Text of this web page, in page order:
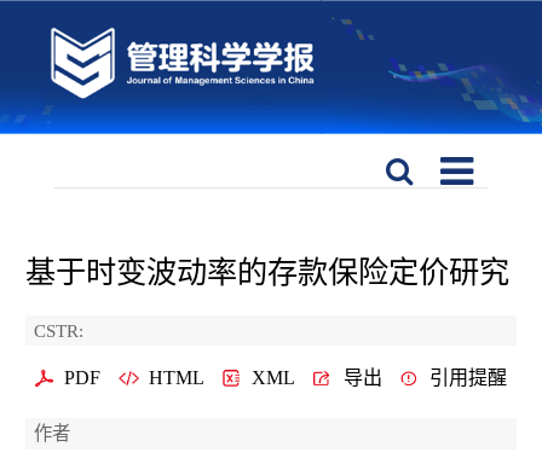
基于时变波动率的存款保险定价研究
CSTR:
PDF HTML XML 导出 引用提醒
作者